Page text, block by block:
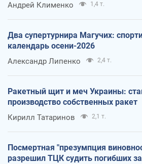
Андрей Клименко 1,4 т.
Два супертурнира Магучих:
календарь осени-2026
Александр Липенко 2,4 т.
Ракетный щит и меч Украины:
производство собственных ракет
Кирилл Татаринов 2,1 т.
Посмертная "презумпция
разрешил ТЦК судить погибших